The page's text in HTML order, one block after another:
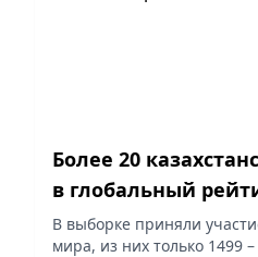
Более 20
в глобальный
В выборке приняли
мира, из них только 1499